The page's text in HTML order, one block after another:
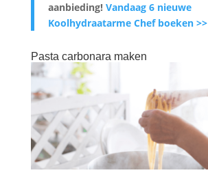
aanbieding! Vandaag 6 nieuwe
Koolhydraatarme Chef boeken >>
Pasta carbonara maken